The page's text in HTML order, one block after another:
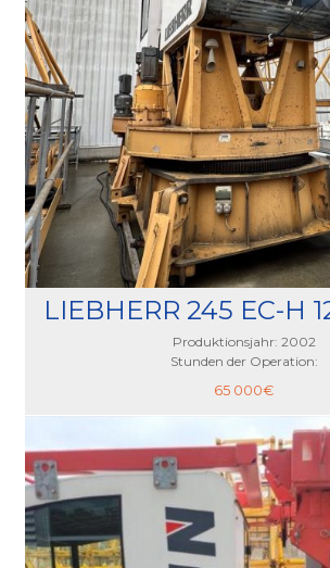
LIEBHERR 245 EC-H
Produktionsjahr: 2002
Stunden der Operation:
65 000€